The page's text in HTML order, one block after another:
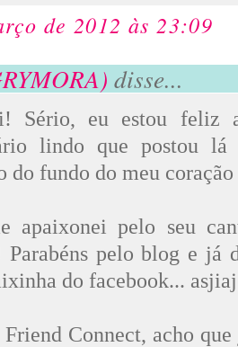
de 2012 às 23:09
disse...
Sério, eu estou feliz
lindo que postou lá
do fundo do meu
apaixonei pelo seu
pelo blog e já
do facebook...
Connect, acho